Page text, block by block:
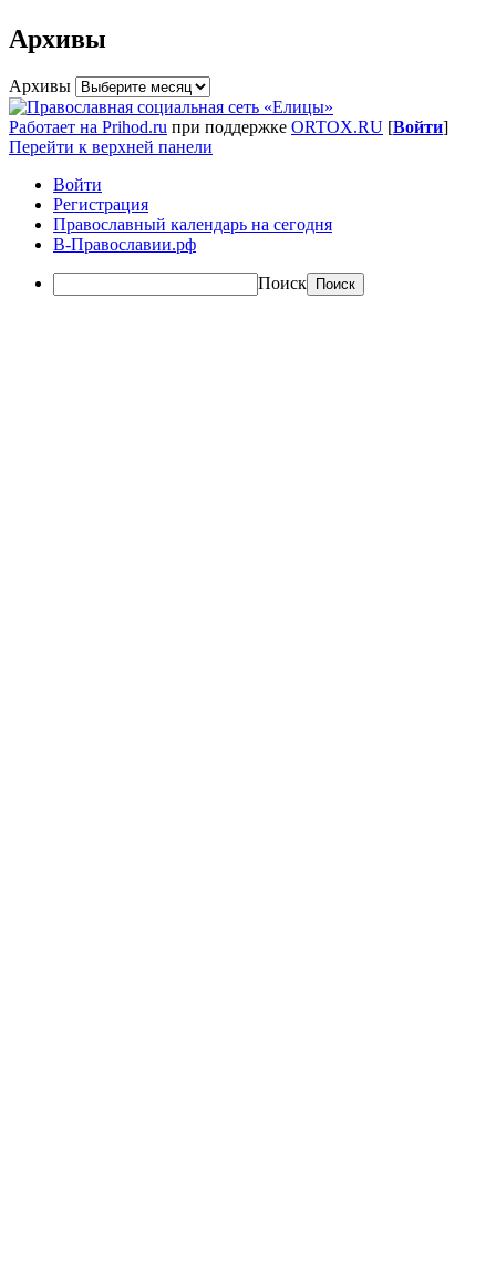
Архивы
Архивы
Работает на Prihod.ru при поддержке ORTOX.RU [Войти]
Перейти к верхней панели
Войти
Регистрация
Православный календарь на сегодня
В-Православии.рф
Поиск